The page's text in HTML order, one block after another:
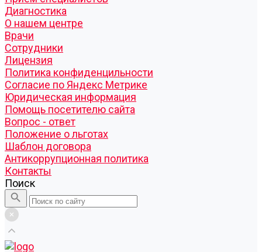
Диагностика
О нашем центре
Врачи
Сотрудники
Лицензия
Политика конфиденцильности
Согласие по Яндекс Метрике
Юридическая информация
Помощь посетителю сайта
Вопрос - ответ
Положение о льготах
Шаблон договора
Антикоррупционная политика
Контакты
Поиск